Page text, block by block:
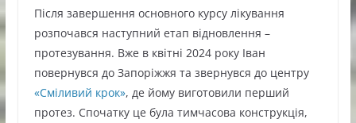
Після завершення основного курсу лікування
розпочався наступний етап відновлення –
протезування. Вже в квітні 2024 року Іван
повернувся до Запоріжжя та звернувся до центру
«Сміливий крок», де йому виготовили перший
протез. Спочатку це була тимчасова конструкція,